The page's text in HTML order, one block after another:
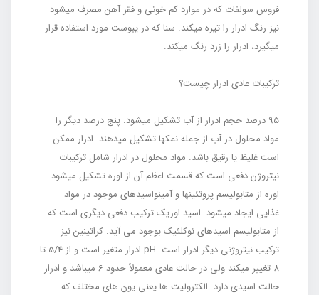
فروس سولفات که در موارد کم‏ خونی و فقر آهن مصرف می‏شود
نیز رنگ ادرار را تیره می‏کند. سنا که در یبوست مورد استفاده قرار
می‏گیرد، ادرار را زرد رنگ می‏کند.
ترکیبات عادی ادرار چیست؟
95 درصد حجم ادرار از آب تشکیل می‏شود. پنج درصد دیگر را
مواد محلول در آب از جمله نمک‏ها تشکیل می‏دهند. ادرار ممکن
است غلیظ یا رقیق باشد. مواد محلول در ادرار شامل ترکیبات
نیتروژن دفعی است که قسمت اعظم آن از اوره تشکیل می‏‏شود.
اوره از متابولیسم پروتئین‏ها و آمینواسیدهای موجود در مواد
غذایی ایجاد می‏شود. اسید اوریک ترکیب دفعی دیگری است که
از متابولیسم اسیدهای نوکلئیک بوجود می‏ آید. کراتینین نیز
ترکیب نیتروژنی دیگر ادرار است. pH ادرار متغیر است و از 5/4 تا
8 تغییر می‏کند ولی در حالت عادی معمولاً حدود 6 می‏باشد و ادرار
حالت اسیدی دارد. الکترولیت ‏ها یعنی یون ‏های مختلف که